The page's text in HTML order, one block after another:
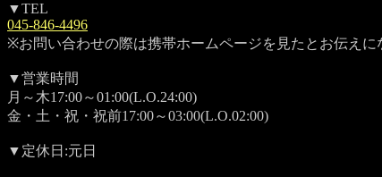
▼TEL
045-846-4496
※お問い合わせの際は携帯ホームページを見たとお伝えに
▼営業時間
月～木17:00～01:00(L.O.24:00)
金・土・祝・祝前17:00～03:00(L.O.02:00)
▼定休日:元日